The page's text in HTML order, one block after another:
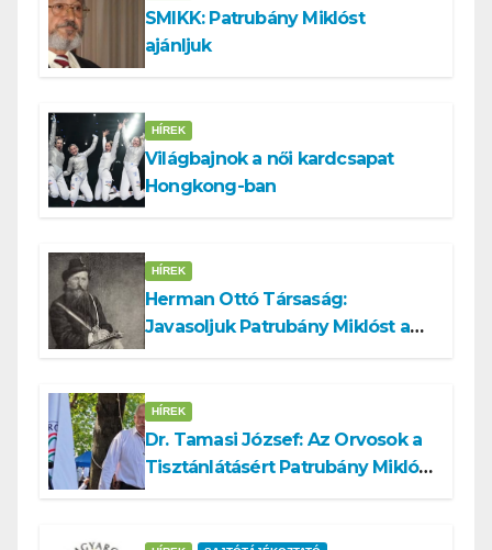
SMIKK: Patrubány Miklóst
ajánljuk
HÍREK
Világbajnok a női kardcsapat
Hongkong-ban
HÍREK
Herman Ottó Társaság:
Javasoljuk Patrubány Miklóst a
HÍREK
Dr. Tamasi József: Az Orvosok a
Tisztánlátásért Patrubány Miklóst